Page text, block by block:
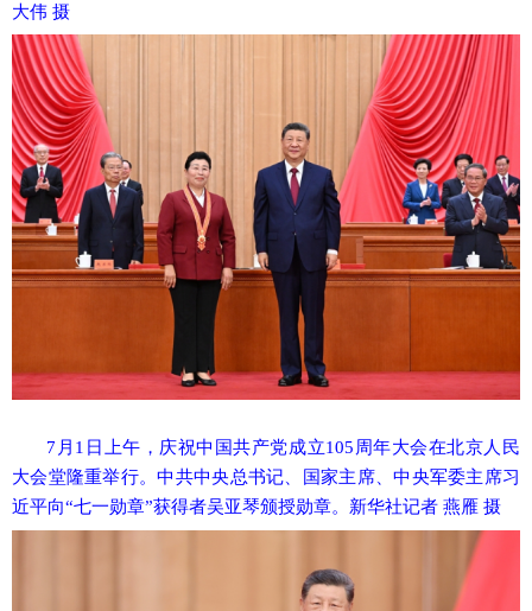
大伟 摄
7月1日上午，庆祝中国共产党成立105周年大会在北京人民
大会堂隆重举行。中共中央总书记、国家主席、中央军委主席习
近平向“七一勋章”获得者吴亚琴颁授勋章。新华社记者 燕雁 摄